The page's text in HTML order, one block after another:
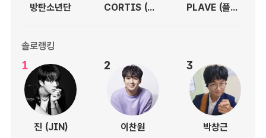
방탄소년단 CORTIS (코르티스) PLAVE (플레이브)
솔로랭킹
1
진 (JIN)
2
이찬원
3
박창근